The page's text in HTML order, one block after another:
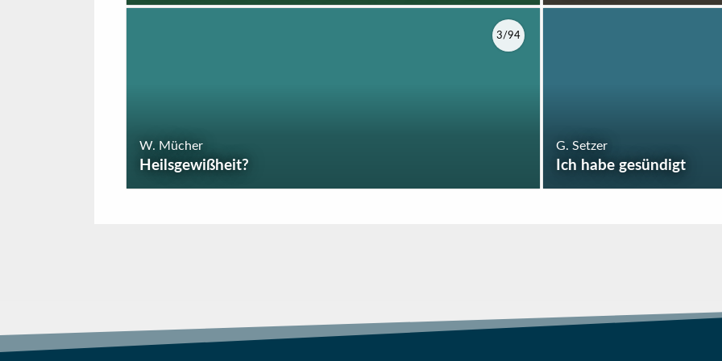
W. Mücher
Heilsgewißheit?
3/94
G. Setzer
Ich habe gesündigt